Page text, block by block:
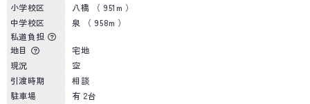
小学校区
八橋 （ 951m ）
中学校区
泉 （ 958m ）
私道負担
地目
宅地
現況
空
引渡時期
相談
駐車場
有 2台